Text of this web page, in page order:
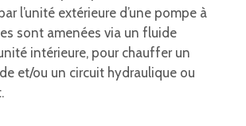
l’unité extérieure d’une pompe à
sont amenées via un fluide
intérieure, pour chauffer un
et/ou un circuit hydraulique ou